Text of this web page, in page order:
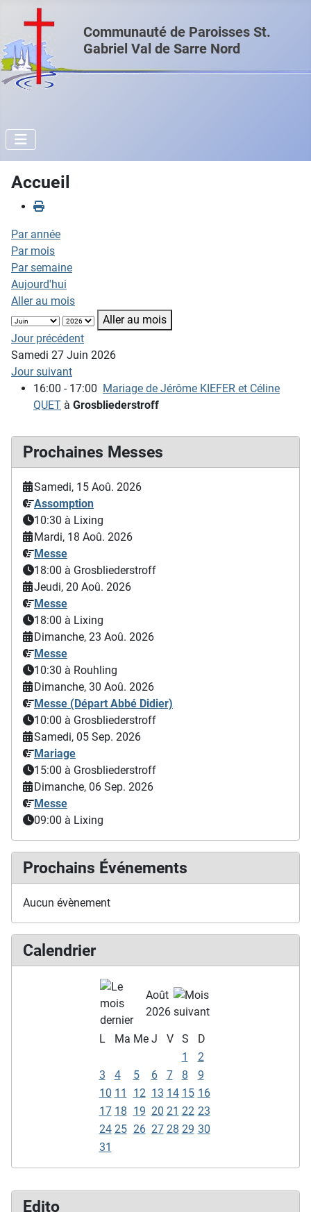
Communauté de Paroisses St.
Gabriel Val de Sarre Nord
Edito
Accueil
Par année
Par mois
Par semaine
Aujourd'hui
Aller au mois
Aller au mois
Jour précédent
Samedi 27 Juin 2026
Jour suivant
16:00 - 17:00 Mariage de Jérôme KIEFER et Céline
QUET à Grosbliederstroff
Prochaines Messes
Samedi, 15 Aoû. 2026
Assomption
10:30 à Lixing
Mardi, 18 Aoû. 2026
Messe
18:00 à Grosbliederstroff
Jeudi, 20 Aoû. 2026
Messe
18:00 à Lixing
Dimanche, 23 Aoû. 2026
Messe
10:30 à Rouhling
Dimanche, 30 Aoû. 2026
Messe (Départ Abbé Didier)
10:00 à Grosbliederstroff
Samedi, 05 Sep. 2026
Mariage
15:00 à Grosbliederstroff
Dimanche, 06 Sep. 2026
Messe
09:00 à Lixing
Prochains Événements
Aucun évènement
Calendrier
Août
2026
L Ma Me J V S
D
1
2
3
4 5 6 7 8
9
10 11 12 13 14 15 16
17 18 19 20 21 22 23
24 25 26 27 28 29 30
31